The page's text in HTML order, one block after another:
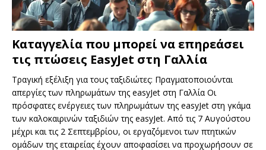
Καταγγελία που μπορεί να επηρεάσει
τις πτώσεις EasyJet στη Γαλλία
Τραγική εξέλιξη για τους ταξιδιώτες: Πραγματοποιούνται
απεργίες των πληρωμάτων της easyJet στη Γαλλία Οι
πρόσφατες ενέργειες των πληρωμάτων της easyJet στη γκάμα
των καλοκαιρινών ταξιδιών της easyJet. Από τις 7 Αυγούστου
μέχρι και τις 2 Σεπτεμβρίου, οι εργαζόμενοι των πτητικών
ομάδων της εταιρείας έχουν αποφασίσει να προχωρήσουν σε